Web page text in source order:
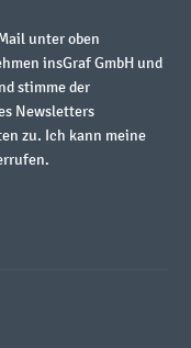
unter oben
insGraf GmbH und
stimme der
Newsletters
zu. Ich kann meine